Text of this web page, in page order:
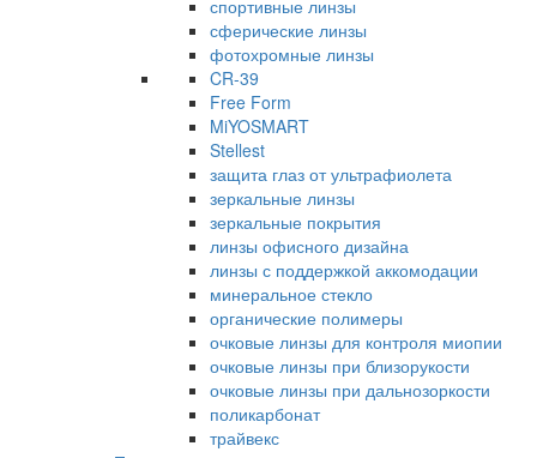
спортивные линзы
сферические линзы
фотохромные линзы
CR-39
Free Form
MiYOSMART
Stellest
защита глаз от ультрафиолета
зеркальные линзы
зеркальные покрытия
линзы офисного дизайна
линзы с поддержкой аккомодации
минеральное стекло
органические полимеры
очковые линзы для контроля миопии
очковые линзы при близорукости
очковые линзы при дальнозоркости
поликарбонат
трайвекс